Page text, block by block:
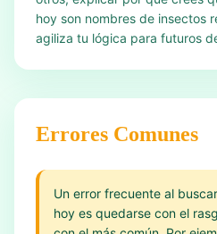
hoy son nombres de insectos
agiliza tu lógica para futuros
Errores Comunes
Un error frecuente al
hoy es quedarse con el